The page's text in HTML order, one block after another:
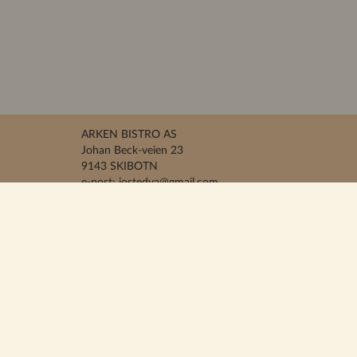
ARKEN BISTRO AS
Johan Beck-veien 23
9143 SKIBOTN
e-post: jostedva@gmail.com